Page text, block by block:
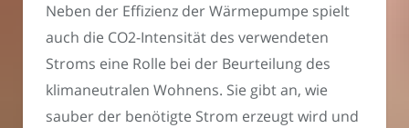
Neben der Effizienz der Wärmepumpe spielt
auch die CO2-Intensität des verwendeten
Stroms eine Rolle bei der Beurteilung des
klimaneutralen Wohnens. Sie gibt an, wie
sauber der benötigte Strom erzeugt wird und